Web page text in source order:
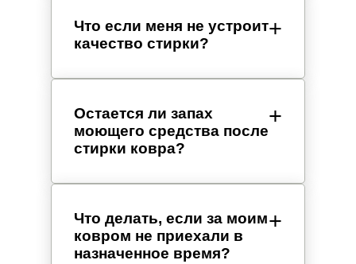
Что если меня не устроит
качество стирки?
Остается ли запах
моющего средства после
стирки ковра?
Что делать, если за моим
ковром не приехали в
назначенное время?